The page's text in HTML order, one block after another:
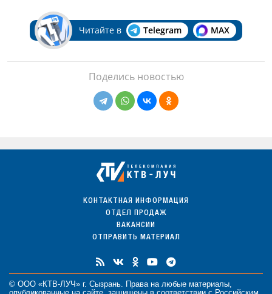
Читайте в Telegram MAX
Поделись новостью
КОНТАКТНАЯ ИНФОРМАЦИЯ
ОТДЕЛ ПРОДАЖ
ВАКАНСИИ
ОТПРАВИТЬ МАТЕРИАЛ
© ООО «КТВ-ЛУЧ» г. Сызрань. Права на любые материалы